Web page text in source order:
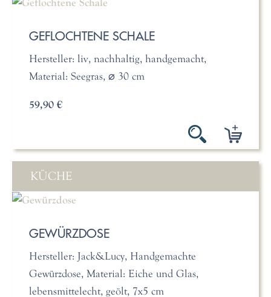
GEFLOCHTENE SCHALE
Hersteller: liv, nachhaltig, handgemacht,
Material: Seegras, ⌀ 30 cm
59,90 €
KÜCHE
GEWÜRZDOSE
Hersteller: Jack&Lucy, Handgemachte
Gewürzdose, Material: Eiche und Glas,
lebensmittelecht, geölt, 7x5 cm